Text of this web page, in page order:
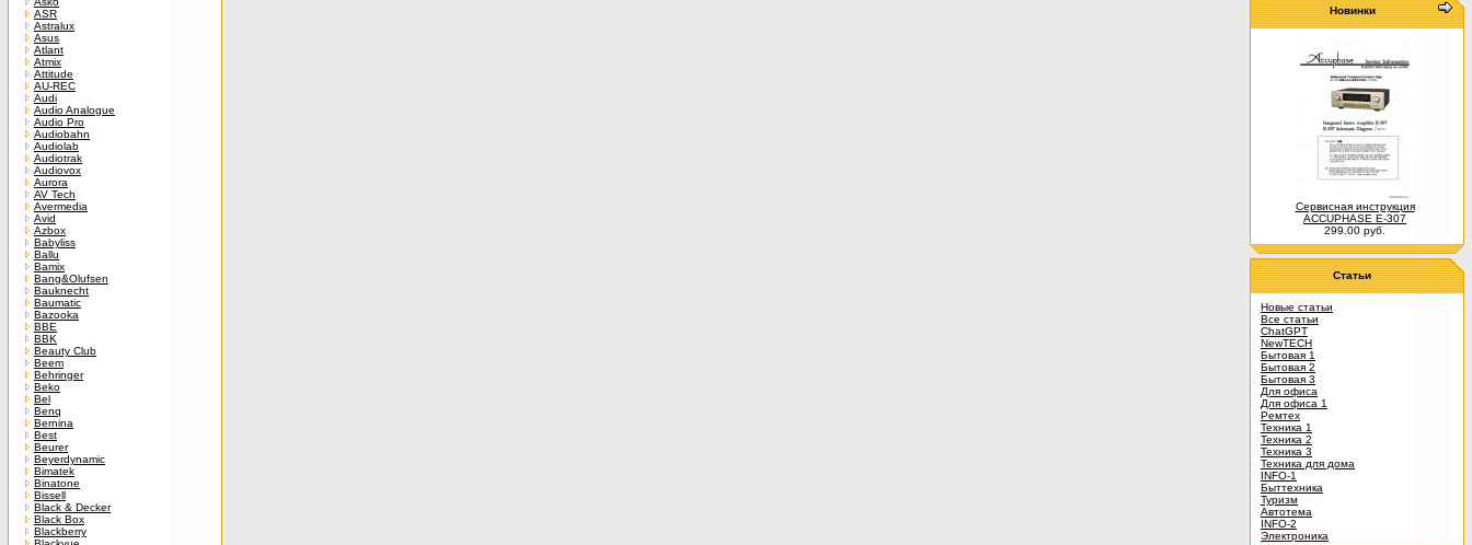
ASR
Astralux
Asus
Atlant
Atmix
Attitude
AU-REC
Audi
Audio Analogue
Audio Pro
Audiobahn
Audiolab
Audiotrak
Audiovox
Aurora
AV Tech
Avermedia
Avid
Azbox
Babyliss
Ballu
Bamix
Bang&Olufsen
Bauknecht
Baumatic
Bazooka
BBE
BBK
Beauty Club
Beem
Behringer
Beko
Bel
Benq
Bernina
Best
Beurer
Beyerdynamic
Bimatek
Binatone
Bissell
Black & Decker
Black Box
Blackberry
Новинки
Сервисная инструкция
ACCUPHASE E-307
299.00 руб.
Статьи
Новые статьи
Все статьи
ChatGPT
NewTECH
Бытовая 1
Бытовая 2
Бытовая 3
Для офиса
Для офиса 1
Ремтех
Техника 1
Техника 2
Техника 3
Техника для дома
INFO-1
Быттехника
Туризм
Автотема
INFO-2
Электроника